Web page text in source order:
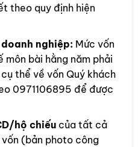
theo quy định hiện
nghiệp: Mức vốn
môn bài hằng năm phải
thể về vốn Quý khách
0971106895 để được
hộ chiếucủa tất cả
(bản photo công